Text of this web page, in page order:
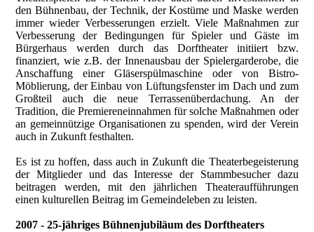
den Bühnenbau, der Technik, der Kostüme und Maske werden
immer wieder Verbesserungen erzielt. Viele Maßnahmen zur
Verbesserung der Bedingungen für Spieler und Gäste im
Bürgerhaus werden durch das Dorftheater initiiert bzw.
finanziert, wie z.B. der Innenausbau der Spielergarderobe, die
Anschaffung einer Gläserspülmaschine oder von Bistro-
Möblierung, der Einbau von Lüftungsfenster im Dach und zum
Großteil auch die neue Terrassenüberdachung. An der
Tradition, die Premiereneinnahmen für solche Maßnahmen oder
an gemeinnützige Organisationen zu spenden, wird der Verein
auch in Zukunft festhalten.
Es ist zu hoffen, dass auch in Zukunft die Theaterbegeisterung
der Mitglieder und das Interesse der Stammbesucher dazu
beitragen werden, mit den jährlichen Theateraufführungen
einen kulturellen Beitrag im Gemeindeleben zu leisten.
2007 - 25-jähriges Bühnenjubiläum des Dorftheaters